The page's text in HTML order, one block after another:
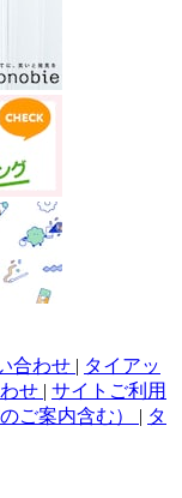
合わせ | タイアッ
せ | サイトご利用
ご案内含む） | タ